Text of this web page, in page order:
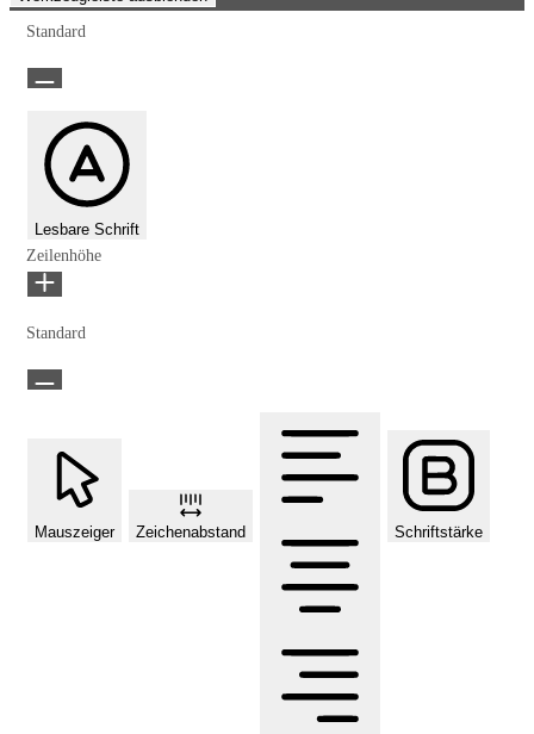
Standard
Lesbare Schrift
Zeilenhöhe
Standard
Mauszeiger Zeichenabstand Schriftstärke